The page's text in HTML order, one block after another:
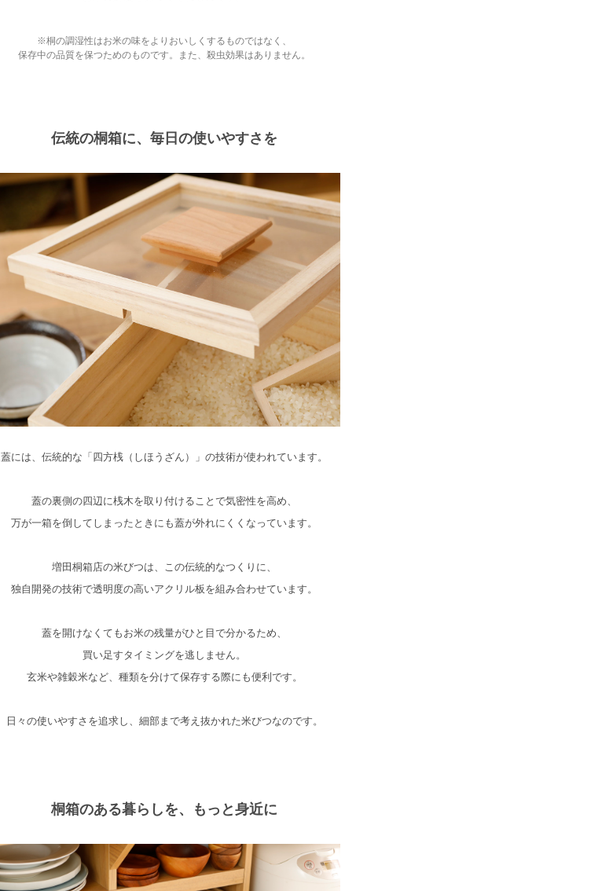
※桐の調湿性はお米の味をよりおいしくするものではなく、
保存中の品質を保つためのものです。また、殺虫効果はありません。
伝統の桐箱に、毎日の使いやすさを
蓋には、伝統的な「四方桟（しほうざん）」の技術が使われています。
蓋の裏側の四辺に桟木を取り付けることで気密性を高め、
万が一箱を倒してしまったときにも蓋が外れにくくなっています。
増田桐箱店の米びつは、この伝統的なつくりに、
独自開発の技術で透明度の高いアクリル板を組み合わせています。
蓋を開けなくてもお米の残量がひと目で分かるため、
買い足すタイミングを逃しません。
玄米や雑穀米など、種類を分けて保存する際にも便利です。
日々の使いやすさを追求し、細部まで考え抜かれた米びつなのです。
桐箱のある暮らしを、もっと身近に